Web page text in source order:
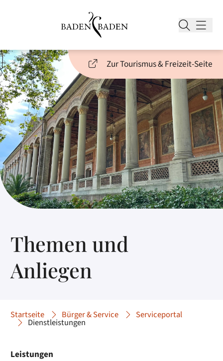
Zur Tourismus & Freizeit-Seite
Themen und
Anliegen
Startseite Bürger & Service Serviceportal
Dienstleistungen
Leistungen